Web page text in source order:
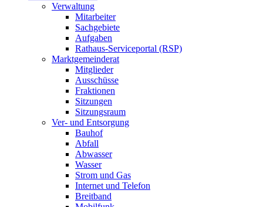
Verwaltung
Mitarbeiter
Sachgebiete
Aufgaben
Rathaus-Serviceportal (RSP)
Marktgemeinderat
Mitglieder
Ausschüsse
Fraktionen
Sitzungen
Sitzungsraum
Ver- und Entsorgung
Bauhof
Abfall
Abwasser
Wasser
Strom und Gas
Internet und Telefon
Breitband